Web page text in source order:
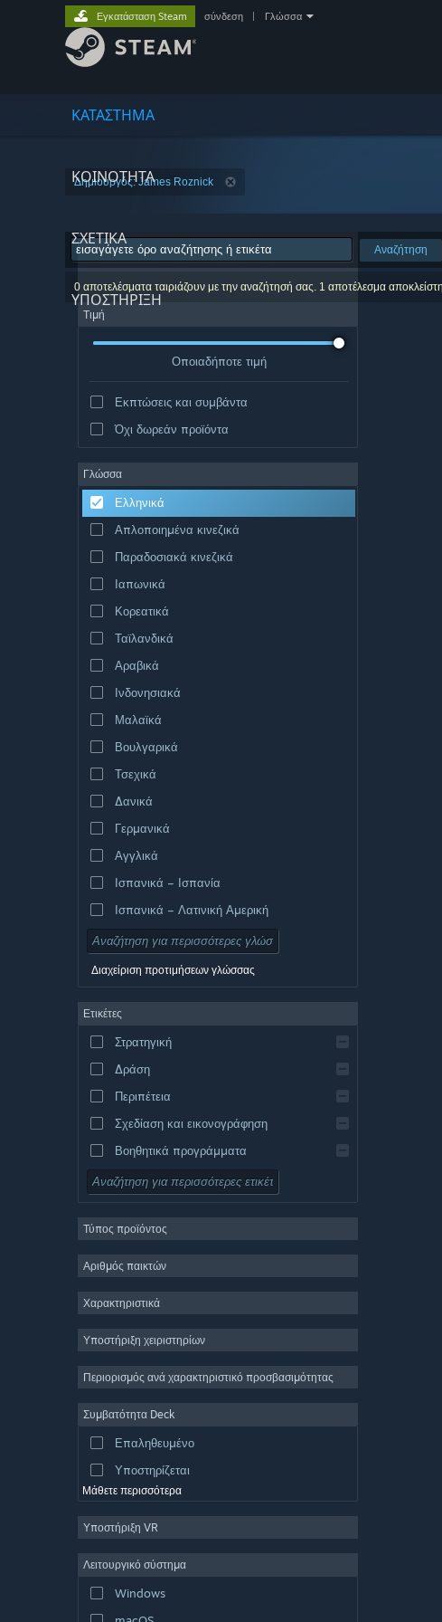
ΚΑΤΑΣΤΗΜΑ
ΚΟΙΝΟΤΗΤΑ
ΣΧΕΤΙΚΆ
ΥΠΟΣΤΗΡΙΞΗ
Εγκατάσταση Steam σύνδεση Γλώσσα
Δημιουργός: James Roznick
Αναζήτηση
0 αποτελέσματα ταιριάζουν με την αναζήτησή σας. 1 αποτέλεσμα
Τιμή
Οποιαδήποτε τιμή
Εκπτώσεις και συμβάντα
Όχι δωρεάν προϊόντα
Γλώσσα
Ελληνικά
Απλοποιημένα κινεζικά
Παραδοσιακά κινεζικά
Ιαπωνικά
Κορεατικά
Ταϊλανδικά
Αραβικά
Ινδονησιακά
Μαλαϊκά
Βουλγαρικά
Τσεχικά
Δανικά
Γερμανικά
Αγγλικά
Ισπανικά – Ισπανία
Ισπανικά – Λατινική Αμερική
Διαχείριση προτιμήσεων γλώσσας
Ετικέτες
Στρατηγική
Δράση
Περιπέτεια
Σχεδίαση και εικονογράφηση
Βοηθητικά προγράμματα
Δωρεάν για παίξιμο
Μαζικό πολλών παικτών
Indie
Χαλαρό
Προσομοίωση
Παραγωγή βίντεο
Επεξεργασία εικόνας
Τύπος προϊόντος
Αριθμός παικτών
Χαρακτηριστικά
Υποστήριξη χειριστηρίων
Περιορισμός ανά χαρακτηριστικό προσβασιμότητας
Συμβατότητα Deck
Επαληθευμένο
Υποστηρίζεται
Μάθετε περισσότερα
Υποστήριξη VR
Λειτουργικό σύστημα
Windows